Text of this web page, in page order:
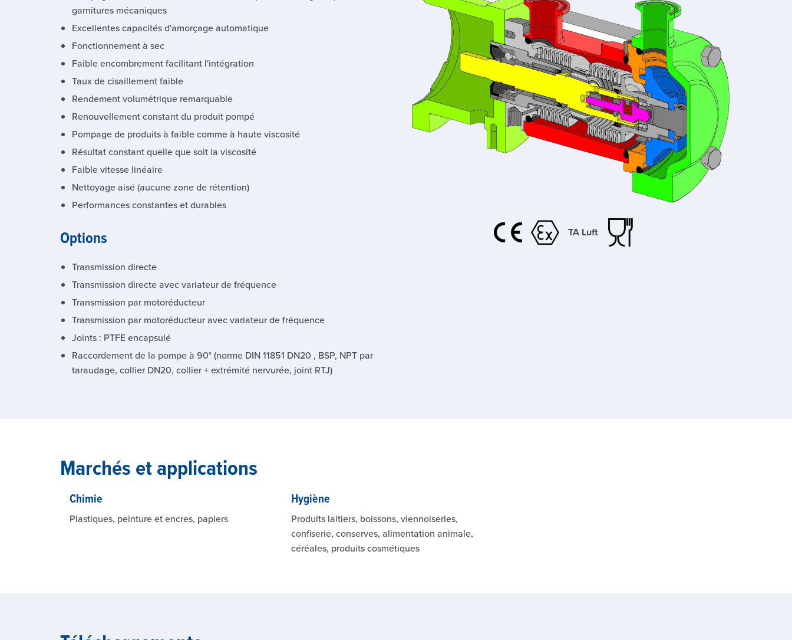
garnitures mécaniques
Excellentes capacités d'amorçage automatique
Fonctionnement à sec
Faible encombrement facilitant l'intégration
Taux de cisaillement faible
Rendement volumétrique remarquable
Renouvellement constant du produit pompé
Pompage de produits à faible comme à haute viscosité
Résultat constant quelle que soit la viscosité
Faible vitesse linéaire
Nettoyage aisé (aucune zone de rétention)
Performances constantes et durables
Options
Transmission directe
Transmission directe avec variateur de fréquence
Transmission par motoréducteur
Transmission par motoréducteur avec variateur de fréquence
Joints : PTFE encapsulé
Raccordement de la pompe à 90° (norme DIN 11851 DN20 , BSP, NPT par
taraudage, collier DN20, collier + extrémité nervurée, joint RTJ)
TA Luft
Marchés et applications
Chimie
Plastiques, peinture et encres, papiers
Hygiène
Produits laitiers, boissons, viennoiseries,
confiserie, conserves, alimentation animale,
céréales, produits cosmétiques